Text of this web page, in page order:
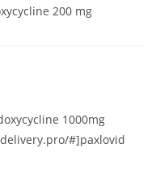
200 mg
1000mg
#]paxlovid